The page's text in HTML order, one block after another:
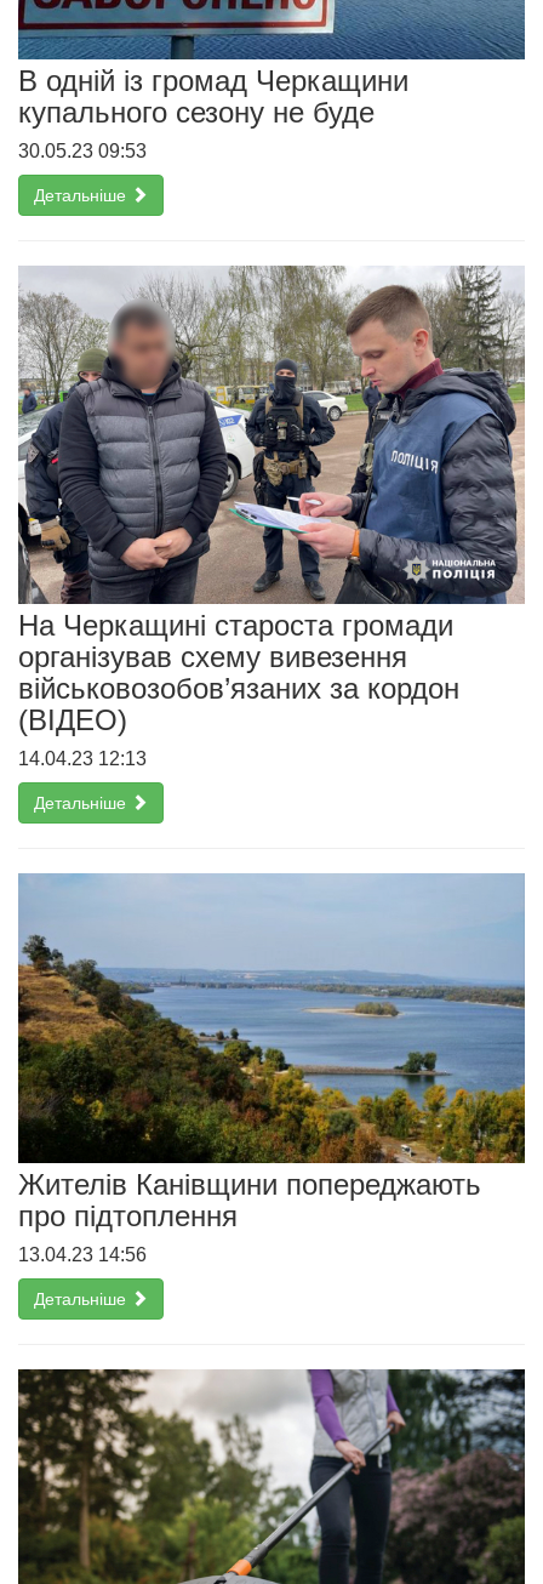
В одній із громад Черкащини
купального сезону не буде
30.05.23 09:53
Детальніше
На Черкащині староста громади
організував схему вивезення
військовозобов’язаних за кордон
(ВІДЕО)
14.04.23 12:13
Детальніше
Жителів Канівщини попереджають
про підтоплення
13.04.23 14:56
Детальніше